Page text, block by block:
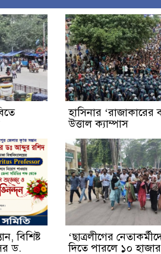
হাসিনার ‘রাজাকারের
উত্তাল ক্যাম্পাস
বিশিষ্ট
ড.
‘ছাত্রলীগের
দিতে পারলে ১০